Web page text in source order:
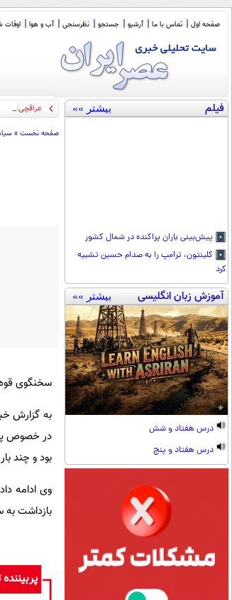
صفحه اول تماس با ما آرشیو جستجو نظرسنجی آب و هوا اوقات
فیلم بیشتر »»
پیش‌بینی باران پراکنده در شمال کشور
کلینتون، ترامپ را به صدام حسین تشبیه
کرد
آموزش زبان انگلیسی بیشتر »»
درس هفتاد و شش
درس هفتاد و پنج
عراقچی: با
صفحه نخست »
سخنگوی قوه
به گزارش
در خصوص
بود و چند
وی ادامه
بازداشت به